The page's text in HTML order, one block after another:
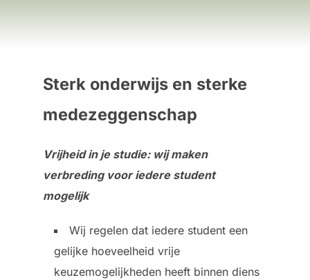
Sterk onderwijs en sterke
medezeggenschap
Vrijheid in je studie: wij maken
verbreding voor iedere student
mogelijk
Wij regelen dat iedere student een
gelijke hoeveelheid vrije
keuzemogelijkheden heeft binnen diens